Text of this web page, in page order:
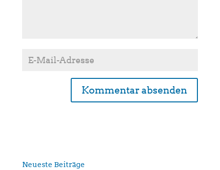
n
Neueste Beiträge